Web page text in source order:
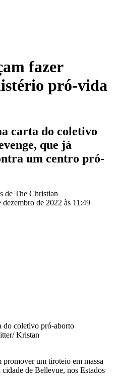
fazer
pró-vida
carta do coletivo
que já
um centro pró-
de The Christian
dezembro de 2022 às 11:49
do coletivo pró-aborto
Kristan
promover um tiroteio em massa
de Bellevue, nos Estados